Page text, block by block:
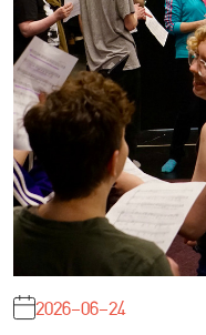
2026-06-24